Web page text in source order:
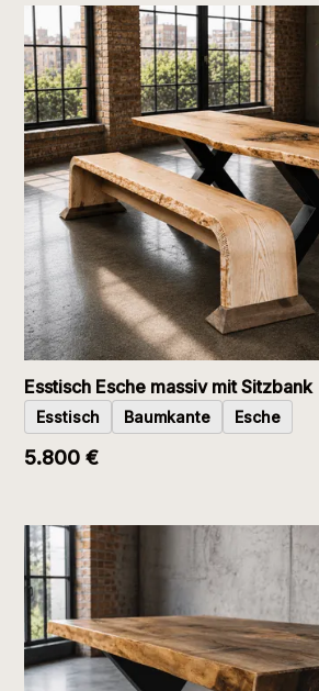
Esstisch Esche massiv mit Sitzbank
Esstisch Baumkante Esche
5.800 €